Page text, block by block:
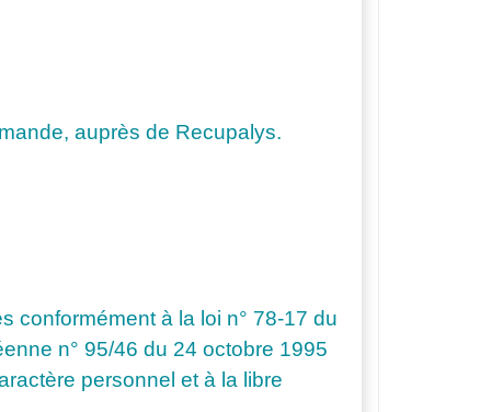
auprès de Recupalys.
conformément à la loi n° 78-17 du
n° 95/46 du 24 octobre 1995
personnel et à la libre